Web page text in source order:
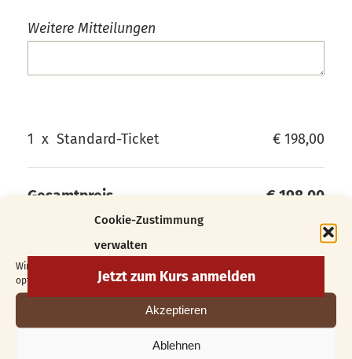
Cookie-Zustimmung
verwalten
Wir verwenden Cookies, um unsere Website und unseren Service zu
optimieren.
Akzeptieren
Ablehnen
Weitere Mitteilungen
1 x Standard-Ticket € 198,00
Gesamtpreis € 198,00